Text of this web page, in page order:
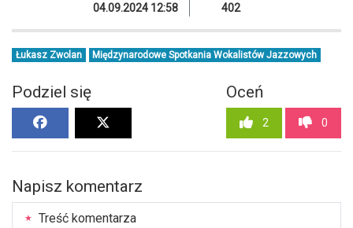
04.09.2024 12:58
402
Łukasz Zwolan Międzynarodowe Spotkania Wokalistów Jazzowych
Podziel się Oceń
2 0
Napisz komentarz
Treść komentarza